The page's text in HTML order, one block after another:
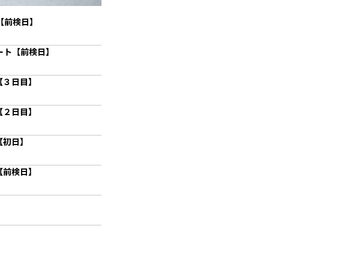
検日】
【前検日】
日目】
日目】
日】
検日】